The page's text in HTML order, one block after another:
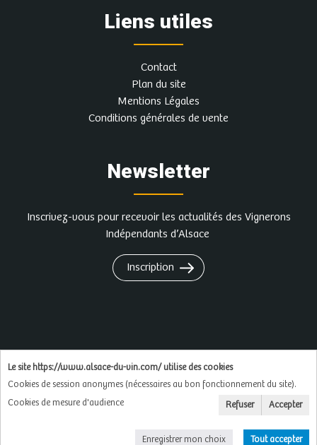
Liens utiles
Contact
Plan du site
Mentions Légales
Conditions générales de vente
Newsletter
Inscrivez-vous pour recevoir les actualités des Vignerons
Indépendants d’Alsace
Inscription
L'abus d'alcool est dangereux pour la santé, à
consommer avec modération
Copyright © 2026
Le site https://www.alsace-du-vin.com/ utilise des cookies
Cookies de session anonymes (nécessaires au bon fonctionnement du site).
Cookies de mesure d'audience
Refuser Accepter
Enregistrer mon choix Tout accepter